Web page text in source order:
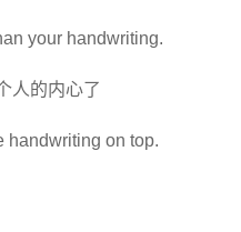
your handwriting.
人的内心了
handwriting on top.